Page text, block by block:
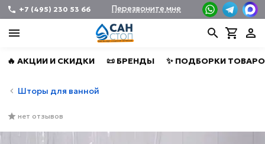
+7 (495) 230 53 66 Перезвоните мне
🔥 АКЦИИ И СКИДКИ 📜 БРЕНДЫ ✨ ПОДБОРКИ
Шторы для ванной
нет отзывов